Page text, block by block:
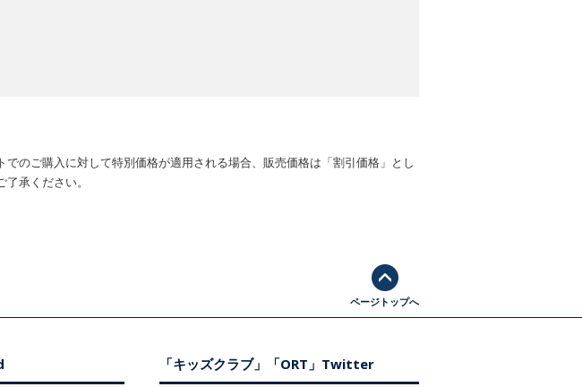
のご購入に対して特別価格が適用される場合、販売価格は「割引価格」とし
承ください。
ページトップへ
「キッズクラブ」「ORT」Twitter